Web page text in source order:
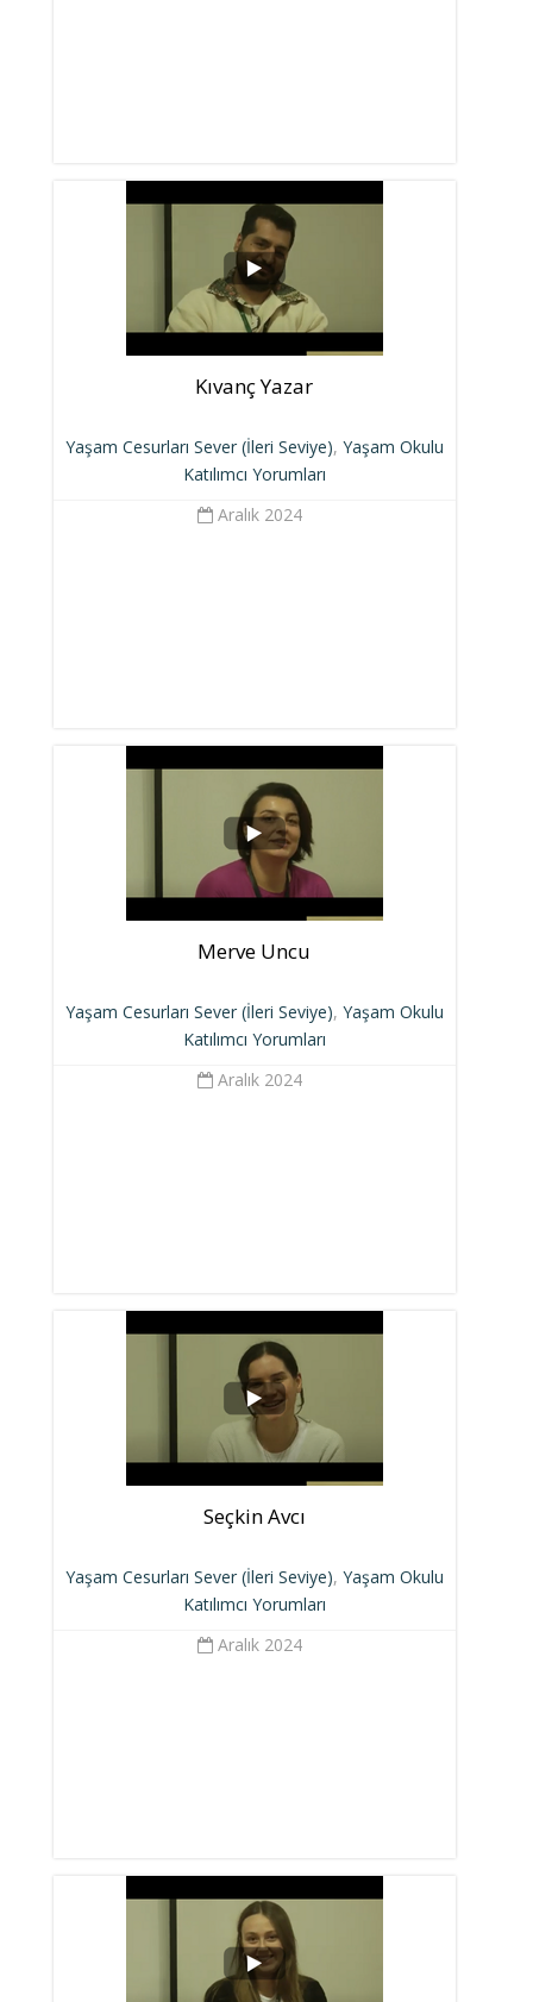
Kıvanç Yazar
Yaşam Cesurları Sever (İleri Seviye), Yaşam Okulu
Katılımcı Yorumları
Aralık 2024
Merve Uncu
Yaşam Cesurları Sever (İleri Seviye), Yaşam Okulu
Katılımcı Yorumları
Aralık 2024
Seçkin Avcı
Yaşam Cesurları Sever (İleri Seviye), Yaşam Okulu
Katılımcı Yorumları
Aralık 2024